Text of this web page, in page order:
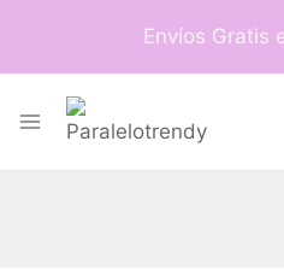
Envíos Gratis